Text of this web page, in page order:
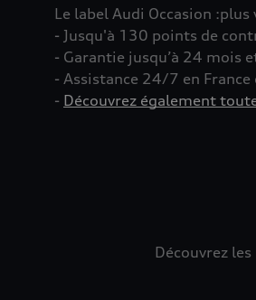
Le label Audi Occasion :plus
- Jusqu'à 130 points de
- Garantie jusqu’à 24
- Assistance 24/7 en France
- Découvrez également
Découvrez